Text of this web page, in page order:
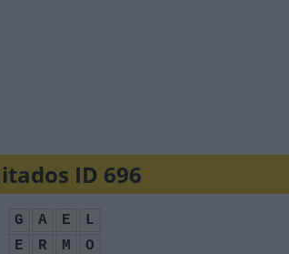
ID 696
G A E
L
E
R M
O